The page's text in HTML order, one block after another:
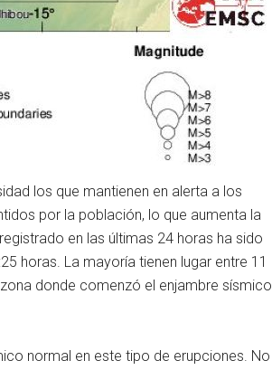
los que mantienen en alerta a los
por la población, lo que aumenta la
en las últimas 24 horas ha sido
horas. La mayoría tienen lugar entre 11
donde comenzó el enjambre sísmico
normal en este tipo de erupciones. No